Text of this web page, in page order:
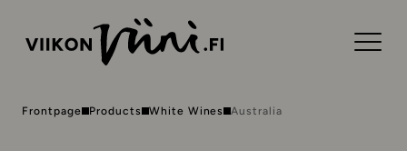
Frontpage Products White Wines Australia